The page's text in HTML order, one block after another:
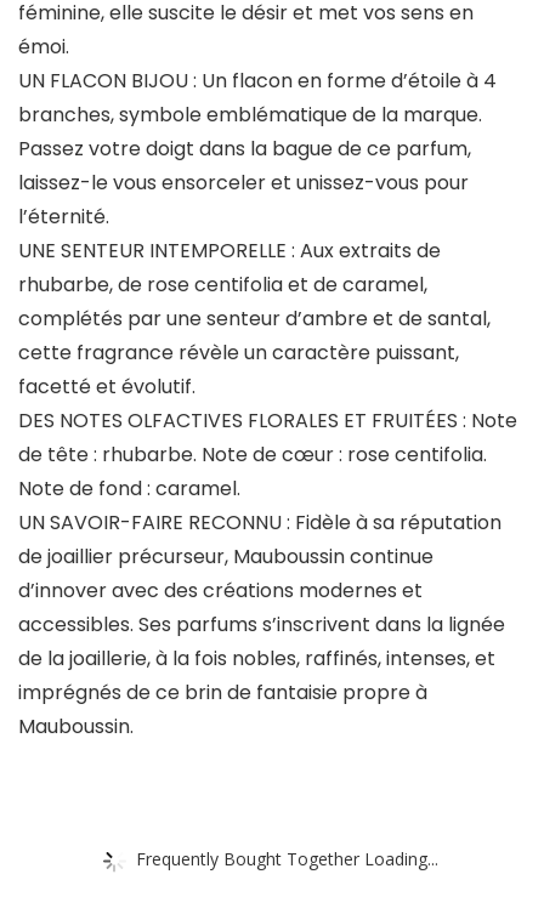
féminine, elle suscite le désir et met vos sens en
émoi.
UN FLACON BIJOU : Un flacon en forme d’étoile à 4
branches, symbole emblématique de la marque.
Passez votre doigt dans la bague de ce parfum,
laissez-le vous ensorceler et unissez-vous pour
l’éternité.
UNE SENTEUR INTEMPORELLE : Aux extraits de
rhubarbe, de rose centifolia et de caramel,
complétés par une senteur d’ambre et de santal,
cette fragrance révèle un caractère puissant,
facetté et évolutif.
DES NOTES OLFACTIVES FLORALES ET FRUITÉES : Note
de tête : rhubarbe. Note de cœur : rose centifolia.
Note de fond : caramel.
UN SAVOIR-FAIRE RECONNU : Fidèle à sa réputation
de joaillier précurseur, Mauboussin continue
d’innover avec des créations modernes et
accessibles. Ses parfums s’inscrivent dans la lignée
de la joaillerie, à la fois nobles, raffinés, intenses, et
imprégnés de ce brin de fantaisie propre à
Mauboussin.
Frequently Bought Together Loading...